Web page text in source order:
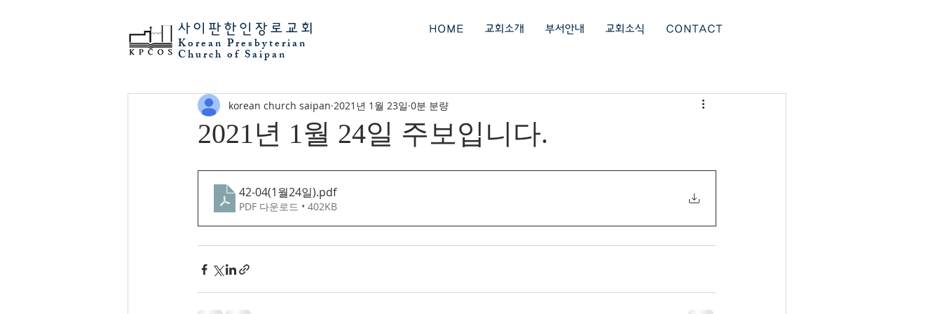
HOME 교회소개 부서안내 교회소식 CONTACT
사이판 한인장로교회
Korean Presbyterian
Church of Saipan
2021년 1월 24일 주보입니다.
korean church saipan 2021년 1월 23일 0분 분량
42-04(1월24일).pdf
PDF 다운로드 • 402KB